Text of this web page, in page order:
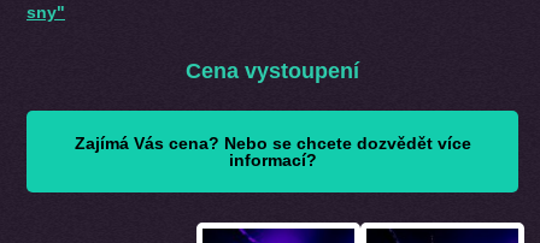
sny"
Cena vystoupení
Zajímá Vás cena? Nebo se chcete dozvědět více
informací?